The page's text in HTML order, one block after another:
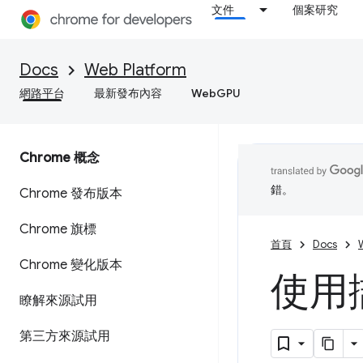
文件 個案研究
Docs Web Platform
網路平台 最新發布內容 WebGPU
Chrome 概念
Chrome 發布版本
Chrome 旗標
Chrome 變化版本
瞭解來源試用
第三方來源試用
錯。
首頁 Docs
使用